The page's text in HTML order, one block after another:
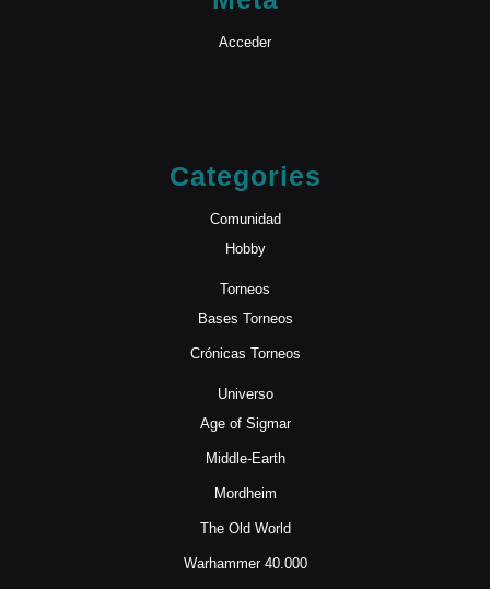
Acceder
Categories
Comunidad
Hobby
Torneos
Bases Torneos
Crónicas Torneos
Universo
Age of Sigmar
Middle-Earth
Mordheim
The Old World
Warhammer 40.000